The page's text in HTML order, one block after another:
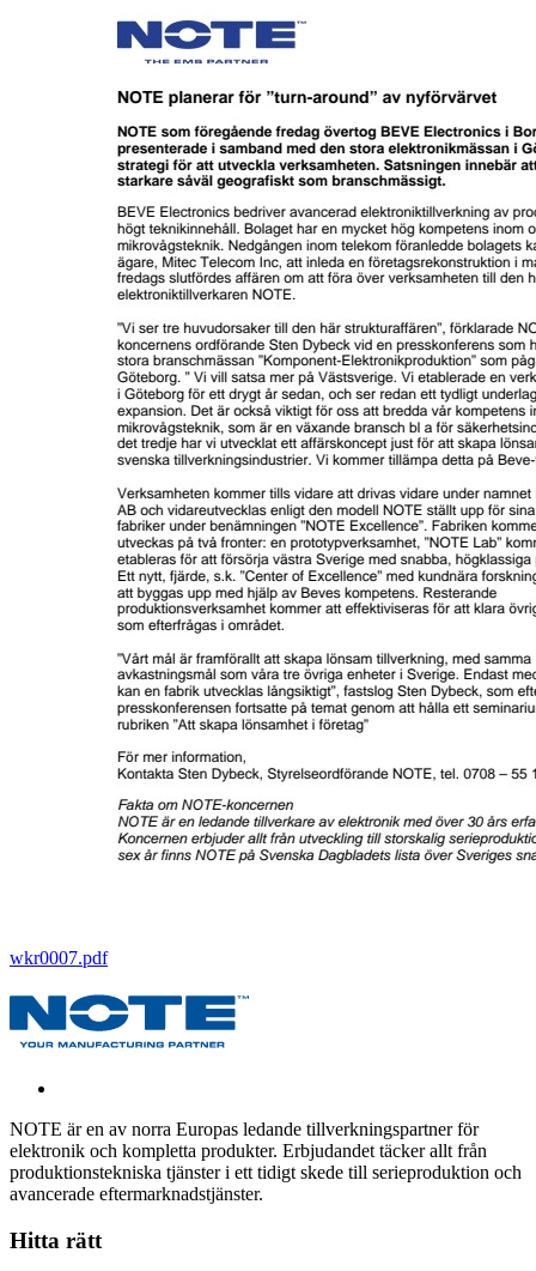
wkr0007.pdf
NOTE är en av norra Europas ledande tillverkningspartner för
elektronik och kompletta produkter. Erbjudandet täcker allt från
produktionstekniska tjänster i ett tidigt skede till serieproduktion och
avancerade eftermarknadstjänster.
Hitta rätt